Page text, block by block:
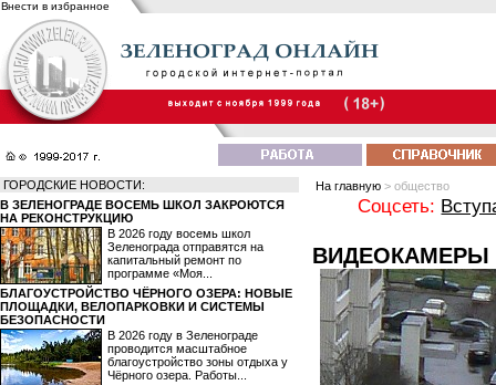
Внести в избранное
ГОРОДСКИЕ НОВОСТИ:
В ЗЕЛЕНОГРАДЕ ВОСЕМЬ ШКОЛ ЗАКРОЮТСЯ
НА РЕКОНСТРУКЦИЮ
В 2026 году восемь школ
Зеленограда отправятся на
капитальный ремонт по
программе «Моя...
БЛАГОУСТРОЙСТВО ЧЁРНОГО ОЗЕРА: НОВЫЕ
ПЛОЩАДКИ, ВЕЛОПАРКОВКИ И СИСТЕМЫ
БЕЗОПАСНОСТИ
В 2026 году в Зеленограде
проводится масштабное
благоустройство зоны отдыха у
Чёрного озера. Работы...
На главную > общество
Соцсеть:
ВИДЕОКАМЕРЫ